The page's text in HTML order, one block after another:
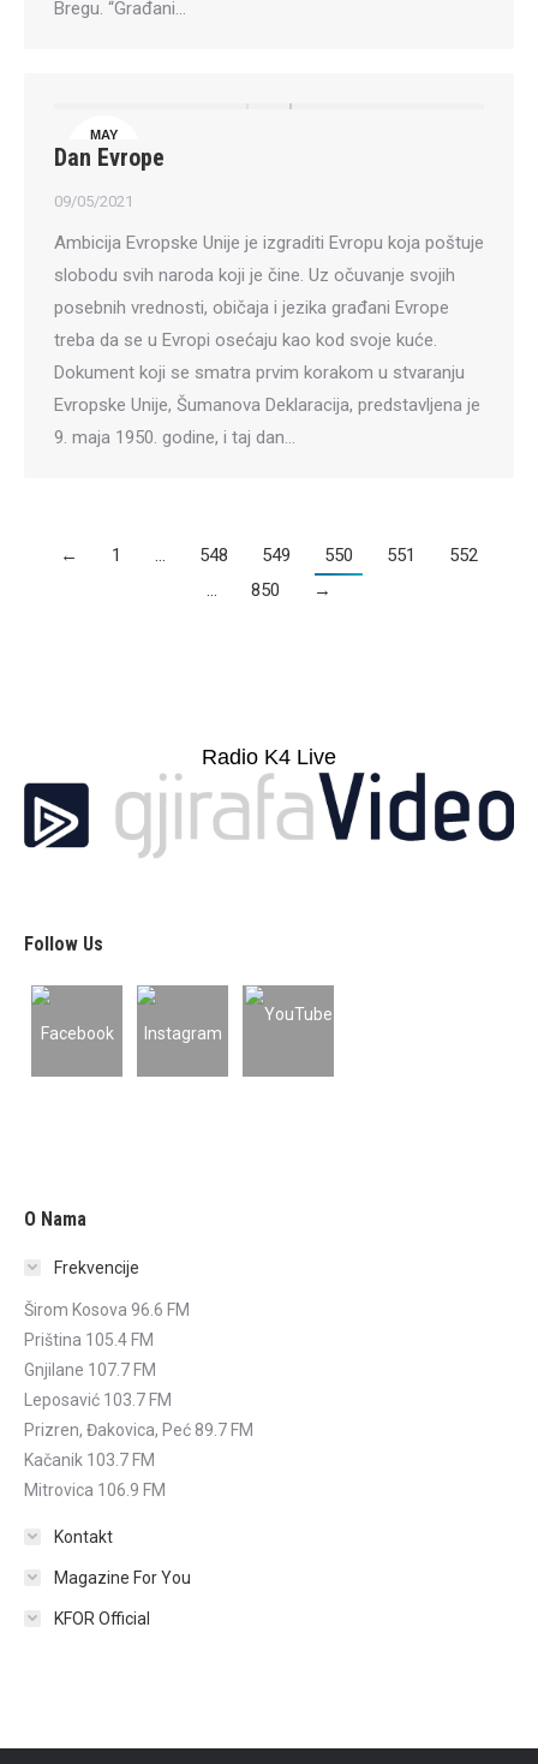
Bregu. “Građani…
MAY
9
Dan Evrope
09/05/2021
Ambicija Evropske Unije je izgraditi Evropu koja poštuje
slobodu svih naroda koji je čine. Uz očuvanje svojih
posebnih vrednosti, običaja i jezika građani Evrope
treba da se u Evropi osećaju kao kod svoje kuće.
Dokument koji se smatra prvim korakom u stvaranju
Evropske Unije, Šumanova Deklaracija, predstavljena je
9. maja 1950. godine, i taj dan…
← 1 … 548 549 550 551
552
…
850 →
Radio K4 Live
Follow Us
O Nama
Frekvencije
Širom Kosova 96.6 FM
Priština 105.4 FM
Gnjilane 107.7 FM
Leposavić 103.7 FM
Prizren, Đakovica, Peć 89.7 FM
Kačanik 103.7 FM
Mitrovica 106.9 FM
Kontakt
Magazine For You
KFOR Official